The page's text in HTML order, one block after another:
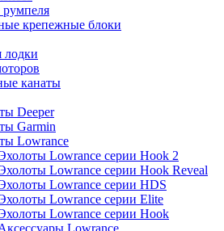
крепежные блоки
лодки
канаты
Deeper
Garmin
Lowrance
Lowrance серии Hook 2
Lowrance серии Hook Reveal
Lowrance серии HDS
Lowrance серии Elite
Lowrance серии Hook
Lowrance